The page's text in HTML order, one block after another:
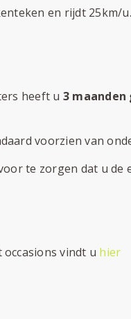
en rijdt 25km/u.
heeft u 3
voorzien van
te zorgen dat u de
vindt u hier